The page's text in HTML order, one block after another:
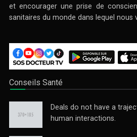
et encourager une prise de
sanitaires du monde dans lequel nous
Conseils Santé
Deals do not have a
human interactions.